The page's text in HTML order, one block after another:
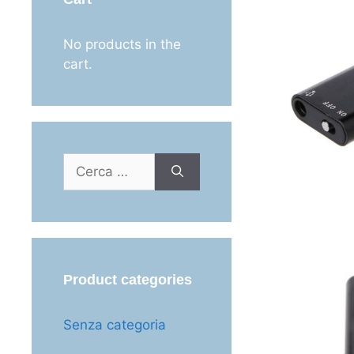
No products in the
cart.
Ricerca
Product categories
Senza categoria